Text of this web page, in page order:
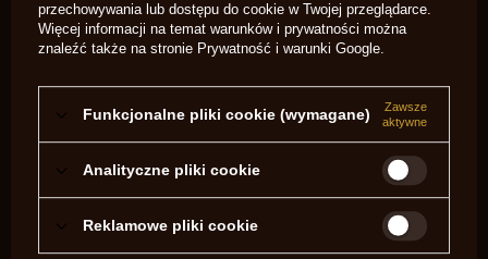
Potrzebujesz pomocy? Masz pytania?
Zadaj pytanie a my odpowiemy
odpowiedzi publikując dla innych.
Twoja ocena:
przechowywania lub dostępu do cookie w Twojej przeglądarce.
Więcej informacji na temat warunków i prywatności można
znaleźć także na stronie Prywatność i warunki Google.
Funkcjonalne pliki cookie (wymagane)
Zawsze
aktywne
Analityczne pliki cookie
Reklamowe pliki cookie